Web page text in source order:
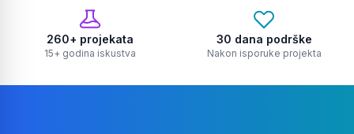
260+ projekata
15+ godina iskustva
30 dana podrške
Nakon isporuke projekta